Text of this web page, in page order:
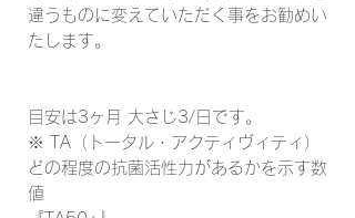
違うものに変えていただく事をお勧めい
たします。
目安は3ヶ月 大さじ3/日です。
※ TA（トータル・アクティヴィティ）
どの程度の抗菌活性力があるかを示す数
値